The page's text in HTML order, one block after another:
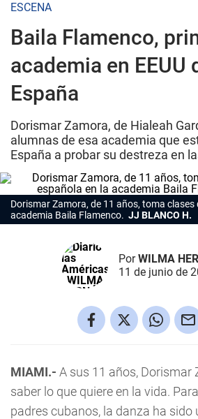
ESCENA
Baila Flamenco,
academia en EEUU
España
Dorismar Zamora, de Hialeah
alumnas de esa academia que
España a probar su destreza en
Dorismar Zamora, de 11 años, toma clases
academia Baila Flamenco. JJ BLANCO H.
PorWILMA
11 de junio de
MIAMI.- A sus 11 años, Dorismar
saber lo que quiere en la vida.
padres cubanos, la danza ha